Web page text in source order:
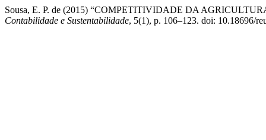
Sousa, E. P. de (2015) “COMPETITIVIDADE DA
Contabilidade e Sustentabilidade, 5(1), p. 106–123. doi: 10.18696/